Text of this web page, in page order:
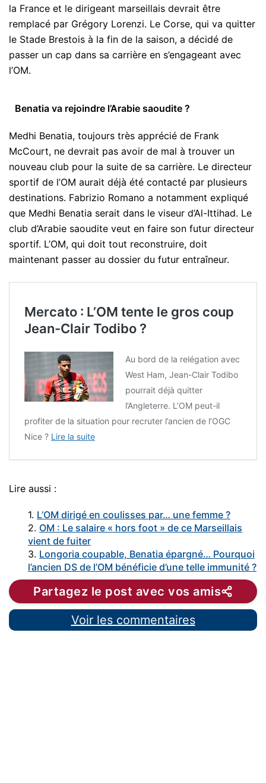
la France et le dirigeant marseillais devrait être
remplacé par Grégory Lorenzi. Le Corse, qui va quitter
le Stade Brestois à la fin de la saison, a décidé de
passer un cap dans sa carrière en s’engageant avec
l’OM.
Benatia va rejoindre l’Arabie saoudite ?
Medhi Benatia, toujours très apprécié de Frank
McCourt, ne devrait pas avoir de mal à trouver un
nouveau club pour la suite de sa carrière. Le directeur
sportif de l’OM aurait déjà été contacté par plusieurs
destinations. Fabrizio Romano a notamment expliqué
que Medhi Benatia serait dans le viseur d’Al-Ittihad. Le
club d’Arabie saoudite veut en faire son futur directeur
sportif. L’OM, qui doit tout reconstruire, doit
maintenant passer au dossier du futur entraîneur.
Mercato : L’OM tente le gros coup
Jean-Clair Todibo ?
Au bord de la relégation avec
West Ham, Jean-Clair Todibo
pourrait déjà quitter
l’Angleterre. L’OM peut-il
profiter de la situation pour recruter l’ancien de l’OGC
Nice ? Lire la suite
Lire aussi :
1. L’OM dirigé en coulisses par… une femme ?
2. OM : Le salaire « hors foot » de ce Marseillais
vient de fuiter
3. Longoria coupable, Benatia épargné… Pourquoi
l’ancien DS de l’OM bénéficie d’une telle immunité ?
Partagez le post avec vos amis
Voir les commentaires